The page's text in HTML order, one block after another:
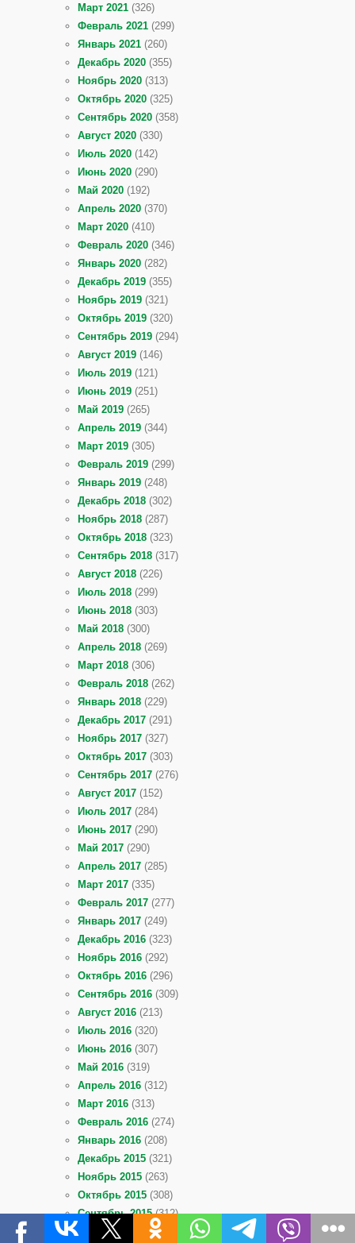
Март 2021 (326)
Февраль 2021 (299)
Январь 2021 (260)
Декабрь 2020 (355)
Ноябрь 2020 (313)
Октябрь 2020 (325)
Сентябрь 2020 (358)
Август 2020 (330)
Июль 2020 (142)
Июнь 2020 (290)
Май 2020 (192)
Апрель 2020 (370)
Март 2020 (410)
Февраль 2020 (346)
Январь 2020 (282)
Декабрь 2019 (355)
Ноябрь 2019 (321)
Октябрь 2019 (320)
Сентябрь 2019 (294)
Август 2019 (146)
Июль 2019 (121)
Июнь 2019 (251)
Май 2019 (265)
Апрель 2019 (344)
Март 2019 (305)
Февраль 2019 (299)
Январь 2019 (248)
Декабрь 2018 (302)
Ноябрь 2018 (287)
Октябрь 2018 (323)
Сентябрь 2018 (317)
Август 2018 (226)
Июль 2018 (299)
Июнь 2018 (303)
Май 2018 (300)
Апрель 2018 (269)
Март 2018 (306)
Февраль 2018 (262)
Январь 2018 (229)
Декабрь 2017 (291)
Ноябрь 2017 (327)
Октябрь 2017 (303)
Сентябрь 2017 (276)
Август 2017 (152)
Июль 2017 (284)
Июнь 2017 (290)
Май 2017 (290)
Апрель 2017 (285)
Март 2017 (335)
Февраль 2017 (277)
Январь 2017 (249)
Декабрь 2016 (323)
Ноябрь 2016 (292)
Октябрь 2016 (296)
Сентябрь 2016 (309)
Август 2016 (213)
Июль 2016 (320)
Июнь 2016 (307)
Май 2016 (319)
Апрель 2016 (312)
Март 2016 (313)
Февраль 2016 (274)
Январь 2016 (208)
Декабрь 2015 (321)
Ноябрь 2015 (263)
Октябрь 2015 (308)
Сентябрь 2015(312)
Август 2015
(267)